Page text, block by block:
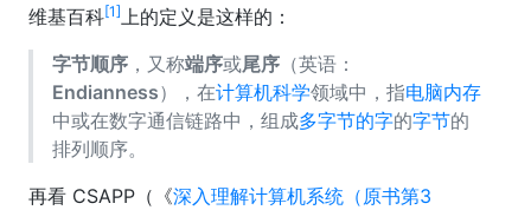
维基百科[1] 上的定义是这样的：
字节顺序 ，又称端序或尾序 （英语：
Endianness），在计算机科学领域中，指电脑内存
中或在数字通信链路中，组成多字节的字的字节的
排列顺序。
再看 CSAPP（《深入理解计算机系统（原书第3